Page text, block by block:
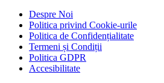
Despre Noi
Politica privind Cookie-urile
Politica de Confidențialitate
Termeni și Condiții
Politica GDPR
Accesibilitate